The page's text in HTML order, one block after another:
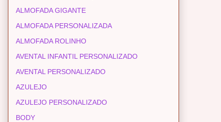
ALMOFADA GIGANTE
ALMOFADA PERSONALIZADA
ALMOFADA ROLINHO
AVENTAL INFANTIL PERSONALIZADO
AVENTAL PERSONALIZADO
AZULEJO
AZULEJO PERSONALIZADO
BODY